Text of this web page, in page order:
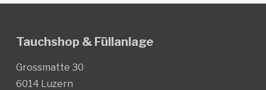
Produktseite
gewählt
werden
Tauchshop & Füllanlage
Grossmatte 30
6014 Luzern